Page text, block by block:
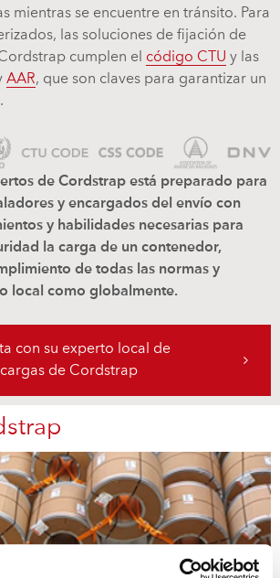
mientras se encuentre en tránsito. Para
las soluciones de fijación de
cumplen el código CTU y las
AAR, que son claves para garantizar un
de Cordstrap está preparado para
y encargados del envío con
y habilidades necesarias para
la carga de un contenedor,
de todas las normas y
local como globalmente.
con su experto local de
de Cordstrap